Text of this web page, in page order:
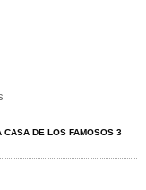
CASA DE LOS FAMOSOS 3